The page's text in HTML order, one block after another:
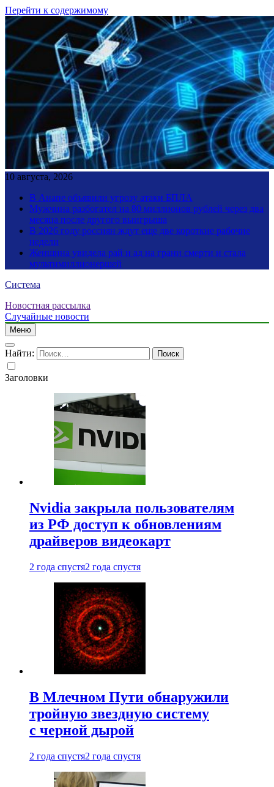
Перейти к содержимому
10 августа, 2026
В Анапе объявили угрозу атаки БПЛА
Мужчина разбогател на 80 миллионов рублей через два
месяца после другого выигрыша
В 2026 году россиян ждут еще две короткие рабочие
недели
Женщина увидела рай и ад на грани смерти и стала
мультимиллионершей
Система
Новостная рассылка
Случайные новости
Меню
Найти:
Заголовки
Nvidia закрыла пользователям
из РФ доступ к обновлениям
драйверов видеокарт
2 года спустя2 года спустя
В Млечном Пути обнаружили
тройную звездную систему
с черной дырой
2 года спустя2 года спустя